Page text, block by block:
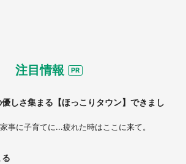
注目情報
しさ集まる【ほっこりタウン】できまし
事に子育てに...疲れた時はここに来て。